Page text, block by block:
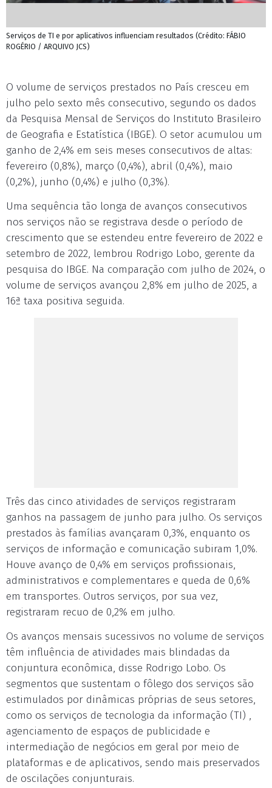
Serviços de TI e por aplicativos influenciam resultados (Crédito: FÁBIO
ROGÉRIO / ARQUIVO JCS)
O volume de serviços prestados no País cresceu em
julho pelo sexto mês consecutivo, segundo os dados
da Pesquisa Mensal de Serviços do Instituto Brasileiro
de Geografia e Estatística (IBGE). O setor acumulou um
ganho de 2,4% em seis meses consecutivos de altas:
fevereiro (0,8%), março (0,4%), abril (0,4%), maio
(0,2%), junho (0,4%) e julho (0,3%).
Uma sequência tão longa de avanços consecutivos
nos serviços não se registrava desde o período de
crescimento que se estendeu entre fevereiro de 2022 e
setembro de 2022, lembrou Rodrigo Lobo, gerente da
pesquisa do IBGE. Na comparação com julho de 2024, o
volume de serviços avançou 2,8% em julho de 2025, a
16ª taxa positiva seguida.
Três das cinco atividades de serviços registraram
ganhos na passagem de junho para julho. Os serviços
prestados às famílias avançaram 0,3%, enquanto os
serviços de informação e comunicação subiram 1,0%.
Houve avanço de 0,4% em serviços profissionais,
administrativos e complementares e queda de 0,6%
em transportes. Outros serviços, por sua vez,
registraram recuo de 0,2% em julho.
Os avanços mensais sucessivos no volume de serviços
têm influência de atividades mais blindadas da
conjuntura econômica, disse Rodrigo Lobo. Os
segmentos que sustentam o fôlego dos serviços são
estimulados por dinâmicas próprias de seus setores,
como os serviços de tecnologia da informação (TI) ,
agenciamento de espaços de publicidade e
intermediação de negócios em geral por meio de
plataformas e de aplicativos, sendo mais preservados
de oscilações conjunturais.